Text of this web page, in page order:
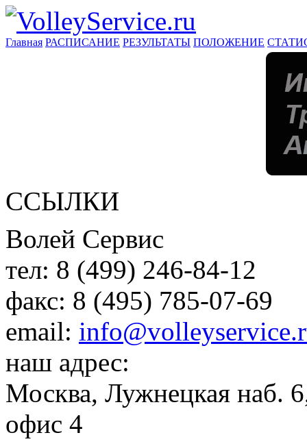
Главная РАСПИСАНИЕ РЕЗУЛЬТАТЫ ПОЛОЖЕНИЕ
ССЫЛКИ
Волей Сервис
тел: 8 (499) 246-84-12
факс: 8 (495) 785-07-69
email:
наш адрес:
Москва, Лужнецкая наб.
офис 4